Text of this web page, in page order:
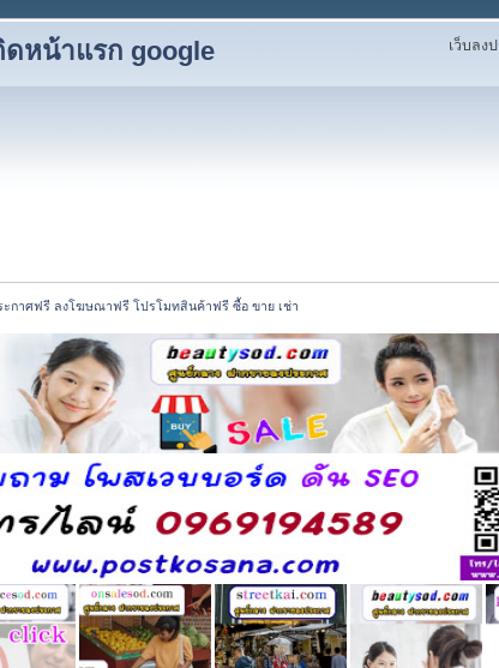
ดหน้าแรก google เว็บลง
ะกาศฟรี ลงโฆษณาฟรี โปรโมทสินค้าฟรี ซื้อ ขาย เช่า